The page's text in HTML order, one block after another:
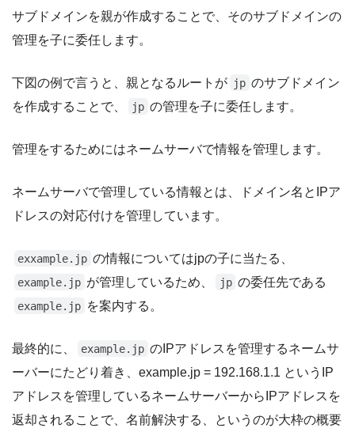
サブドメインを親が作成することで、そのサブドメインの
管理を子に委任します。
下図の例で言うと、親となるルートが jp のサブドメイン
を作成することで、
jp の管理を子に委任します。
管理をするためにはネームサーバで情報を管理します。
ネームサーバで管理している情報とは、ドメイン名とIPア
ドレスの対応付けを管理しています。
exxample.jp の情報についてはjpの子に当たる、
example.jp が管理しているため、 jp の委任先である
example.jp を案内する。
最終的に、 example.jp のIPアドレスを管理するネームサ
ーバーにたどり着き、example.jp = 192.168.1.1 というIP
アドレスを管理しているネームサーバーからIPアドレスを
返却されることで、名前解決する、というのが大枠の概要